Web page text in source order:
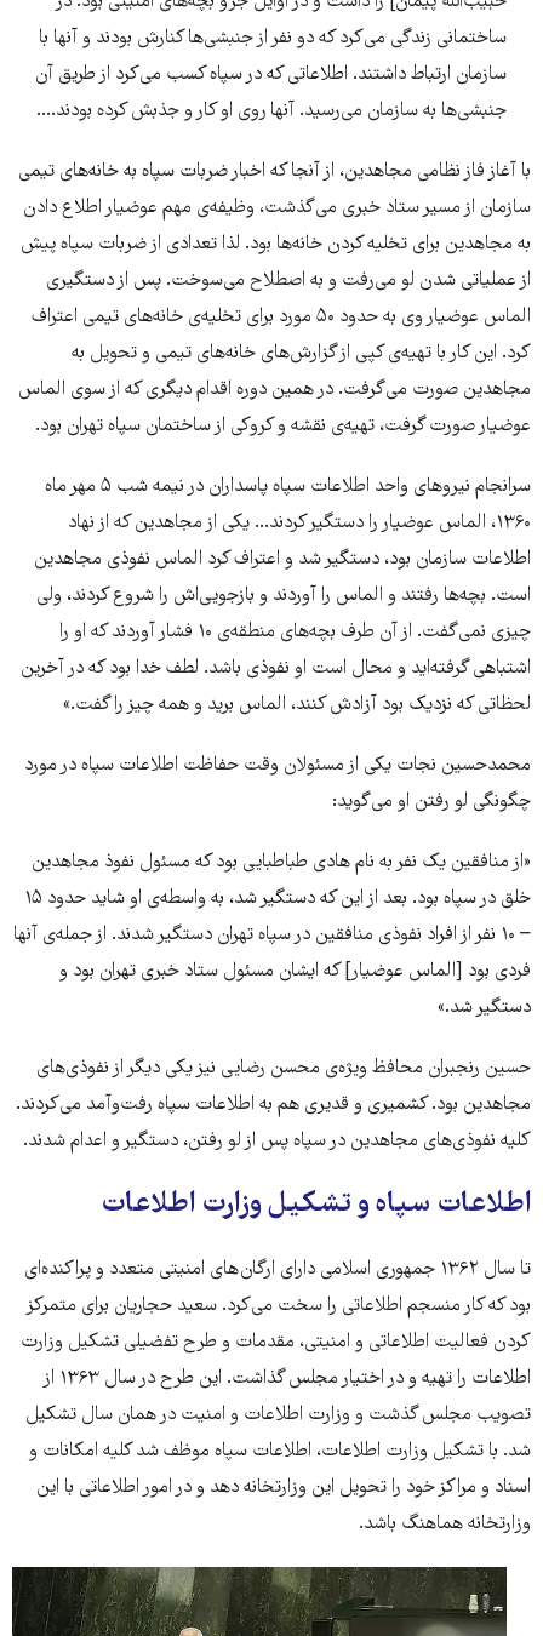
ساختمانی زندگی می‌کرد که دو نفر از جنبشی‌ها کنارش بودند و آنها با
سازمان ارتباط داشتند. اطلاعاتی که در سپاه کسب می‌کرد از طریق آن
جنبشی‌ها به سازمان می‌رسید. آنها روی او کار و جذبش کرده بودند....
با آغاز فاز نظامی مجاهدین، از آنجا که اخبار ضربات سپاه به خانه‌های تیمی
سازمان از مسیر ستاد خبری می‌گذشت، وظیفه‌ی مهم عوضیار اطلاع دادن
به مجاهدین برای تخلیه‌ کردن خانه‌ها بود. لذا تعدادی از ضربات سپاه پیش
از عملیاتی شدن لو می‌رفت و به اصطلاح می‌سوخت. پس از دستگیری
الماس عوضیار وی به حدود ۵۰ مورد برای تخلیه‌ی خانه‌های تیمی اعتراف
کرد. این کار با تهیه‌ی کپی از گزارش‌های خانه‌های تیمی و تحویل به
مجاهدین صورت می‌گرفت. در همین دوره اقدام دیگری که از سوی الماس
عوضیار صورت گرفت‌، تهیه‌ی نقشه و کروکی از ساختمان سپاه تهران بود.
سرانجام نیروهای واحد اطلاعات سپاه پاسداران در نیمه شب ۵ مهر ماه
۱۳۶۰، الماس عوضیار را دستگیر کردند... یکی از مجاهدین که از نهاد
اطلاعات سازمان بود، دستگیر شد و اعتراف کرد الماس نفوذی مجاهدین
است. بچه‌ها رفتند و الماس را آوردند و بازجویی‌اش را شروع کردند، ولی
چیزی نمی‌گفت. از آن طرف بچه‌های منطقه‌ی ۱۰ فشار آوردند که او را
اشتباهی گرفته‌اید و محال است او نفوذی باشد. لطف خدا بود که در آخرین
لحظاتی که نزدیک بود آزادش کنند، الماس برید و همه چیز را گفت.»
محمد‌حسین نجات یکی از مسئولان وقت حفاظت اطلاعات سپاه در مورد
چگونگی لو رفتن او می‌گوید:
«از منافقین یک نفر به نام هادی طباطبایی بود که مسئول نفوذ مجاهدین
خلق در سپاه بود. بعد از این که دستگیر شد، به واسطه‌ی او شاید حدود ۱۵
– ۱۰ نفر از افراد نفوذی منافقین در سپاه تهران دستگیر شدند. از جمله‌ی آنها
فردی بود [الماس عوضیار] که ایشان مسئول ستاد خبری تهران بود و
دستگیر شد.»
حسین رنجبران محافظ ویژه‌ی محسن رضایی نیز یکی دیگر از نفوذی‌های
مجاهدین بود. کشمیری و قدیری هم به اطلاعات سپاه رفت‌وآمد می‌کردند.
کلیه نفوذی‌های مجاهدین در سپاه پس از لو رفتن، دستگیر و اعدام شدند.
اطلاعات سپاه و تشکیل وزارت اطلاعات
تا سال ۱۳۶۲ جمهوری اسلامی دارای ارگان های امنیتی متعدد و پراکنده‌ای
بود که کار منسجم اطلاعاتی را سخت می‌کرد. سعید حجاریان برای متمرکز
کردن فعالیت اطلاعاتی و امنیتی، مقدمات و طرح تفضیلی تشکیل وزارت
اطلاعات را تهیه و در اختیار مجلس گذاشت. این طرح در سال ١٣۶٣ از
تصویب مجلس گذشت و وزارت اطلاعات و امنیت در همان سال تشکیل
شد. با تشکیل وزارت اطلاعات، اطلاعات سپاه موظف شد کلیه امکانات و
اسناد و مراکز خود را تحویل این وزارتخانه دهد و در امور اطلاعاتی با این
وزارتخانه هماهنگ باشد.